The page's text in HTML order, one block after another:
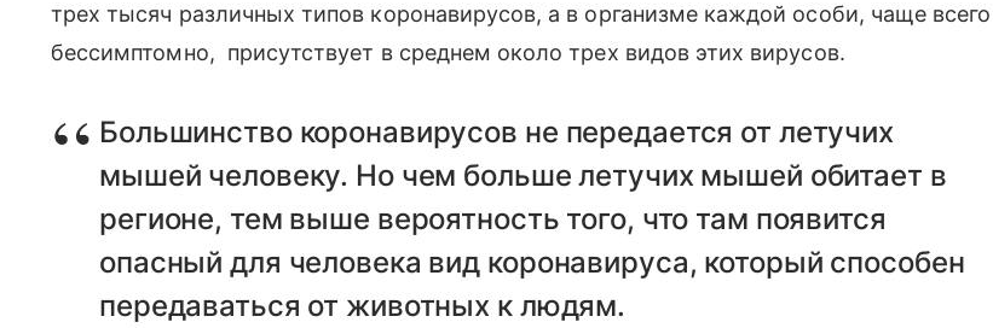
трех тысяч различных типов коронавирусов, а в организме каждой особи, чаще всего
бессимптомно, присутствует в среднем около трех видов этих вирусов.
Большинство коронавирусов не передается от летучих
мышей человеку. Но чем больше летучих мышей обитает в
регионе, тем выше вероятность того, что там появится
опасный для человека вид коронавируса, который способен
передаваться от животных к людям.